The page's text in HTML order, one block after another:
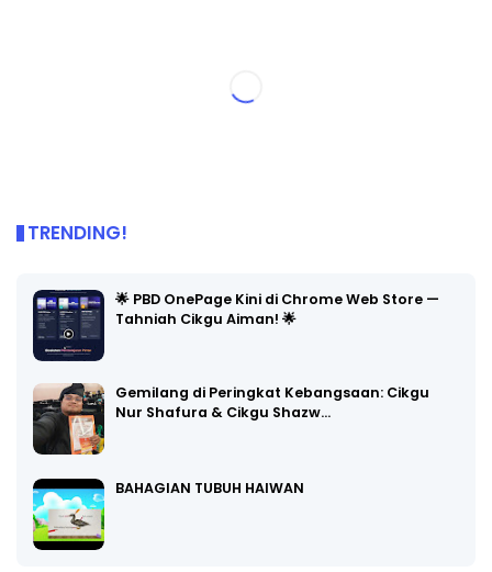
TRENDING!
🌟 PBD OnePage Kini di Chrome Web Store —
Tahniah Cikgu Aiman! 🌟
Gemilang di Peringkat Kebangsaan: Cikgu
Nur Shafura & Cikgu Shazw…
BAHAGIAN TUBUH HAIWAN